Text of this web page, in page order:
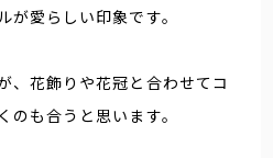
愛らしい印象です。
、花飾りや花冠と合わせてコ
も合うと思います。